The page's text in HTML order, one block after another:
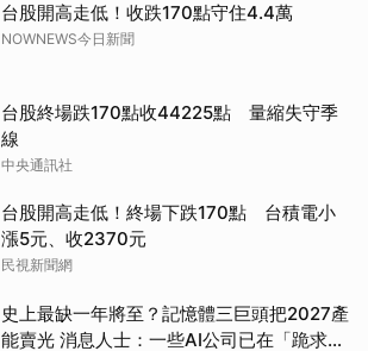
台股開高走低！收跌170點守住4.4萬
NOWNEWS今日新聞
台股終場跌170點收44225點 量縮失守季
線
中央通訊社
台股開高走低！終場下跌170點 台積電小
漲5元、收2370元
民視新聞網
史上最缺一年將至？記憶體三巨頭把2027產
能賣光 消息人士：一些AI公司已在「跪求晶